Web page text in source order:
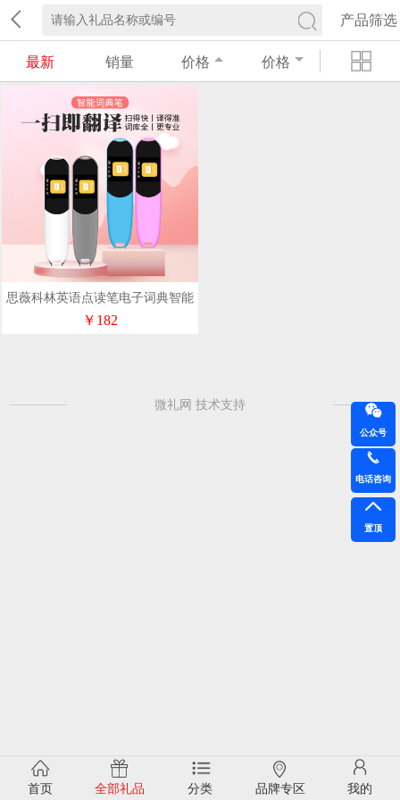
产品筛选
最新 销量 价格 价格
思薇科林英语点读笔电子词典智能
扫读笔点读笔A16
￥182
微礼网 技术支持
首页 全部礼品 分类 品牌专区 我的
公众号
电话咨询
置顶